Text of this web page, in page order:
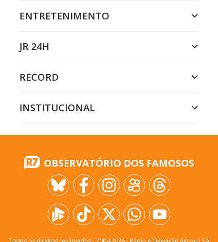
ENTRETENIMENTO
JR 24H
RECORD
INSTITUCIONAL
OBSERVATÓRIO DOS FAMOSOS